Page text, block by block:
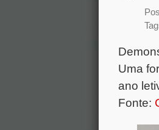
Uma
ano
Fonte: